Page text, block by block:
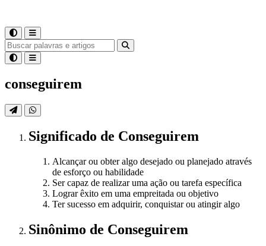
conseguirem
Significado de Conseguirem
Alcançar ou obter algo desejado ou planejado através
de esforço ou habilidade
Ser capaz de realizar uma ação ou tarefa específica
Lograr êxito em uma empreitada ou objetivo
Ter sucesso em adquirir, conquistar ou atingir algo
Sinônimo de Conseguirem